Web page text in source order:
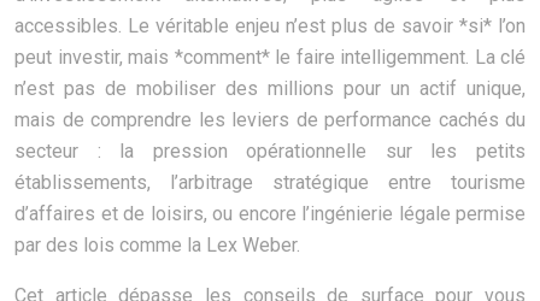
accessibles. Le véritable enjeu n’est plus de savoir *si* l’on
peut investir, mais *comment* le faire intelligemment. La clé
n’est pas de mobiliser des millions pour un actif unique,
mais de comprendre les leviers de performance cachés du
secteur : la pression opérationnelle sur les petits
établissements, l’arbitrage stratégique entre tourisme
d’affaires et de loisirs, ou encore l’ingénierie légale permise
par des lois comme la Lex Weber.
Cet article dépasse les conseils de surface pour vous